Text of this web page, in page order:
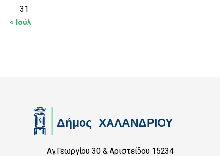
31
« Ιούλ
Αγ.Γεωργίου 30 & Αριστείδου 15234